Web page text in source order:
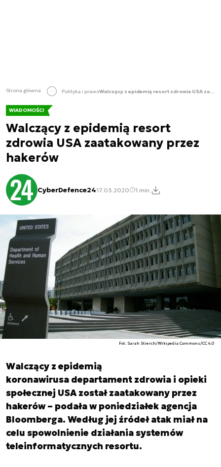
Strona główna Polityka i prawo Walczący z epidemią resort zdrowia USA zaatakowany przez hakerów
WIADOMOŚCI
Walczący z epidemią resort
zdrowia USA zaatakowany przez
hakerów
CyberDefence2417.03.2020 1 min.
Fot. Sarah Stierch/Wikipedia Commons/CC 4.0
Walczący z epidemią
koronawirusa departament zdrowia i opieki
społecznej USA został zaatakowany przez
hakerów – podała w poniedziałek agencja
Bloomberga. Według jej źródeł atak miał na
celu spowolnienie działania systemów
teleinformatycznych resortu.